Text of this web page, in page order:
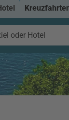
oder Hotel